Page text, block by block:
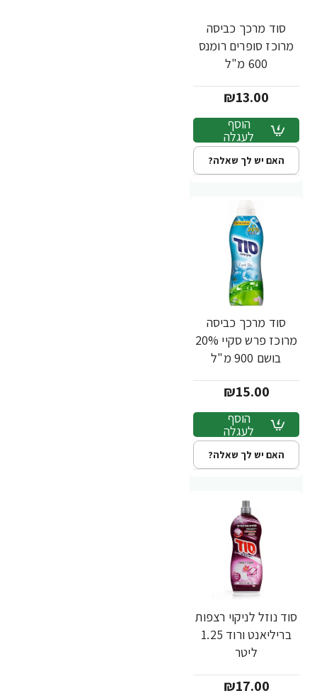
סוד מרכך כביסה
מרוכז סופרים רומנס
600 מ"ל
₪13.00
הוסף
לעגלה
האם יש לך שאלה?
סוד מרכך כביסה
מרוכז פרש סקיי 20%
בושם 900 מ"ל
₪15.00
הוסף
לעגלה
האם יש לך שאלה?
סוד נוזל לניקוי רצפות
בריליאנט ורוד 1.25
ליטר
₪17.00